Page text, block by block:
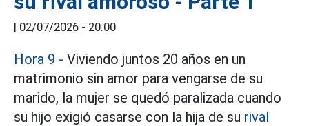
| 02/07/2026 - 20:00
Hora 9 - Viviendo juntos 20 años en un
matrimonio sin amor para vengarse de su
marido, la mujer se quedó paralizada cuando
su hijo exigió casarse con la hija de su rival